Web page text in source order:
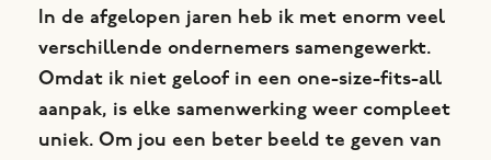
In de afgelopen jaren heb ik met enorm veel
verschillende ondernemers samengewerkt.
Omdat ik niet geloof in een one-size-fits-all
aanpak, is elke samenwerking weer compleet
uniek. Om jou een beter beeld te geven van